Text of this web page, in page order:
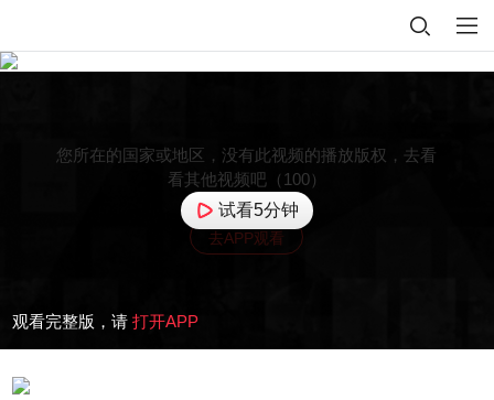
您所在的国家或地区，没有此视频的播放版权，去看
看其他视频吧（100）
去APP观看
试看5分钟
观看完整版，请 打开APP